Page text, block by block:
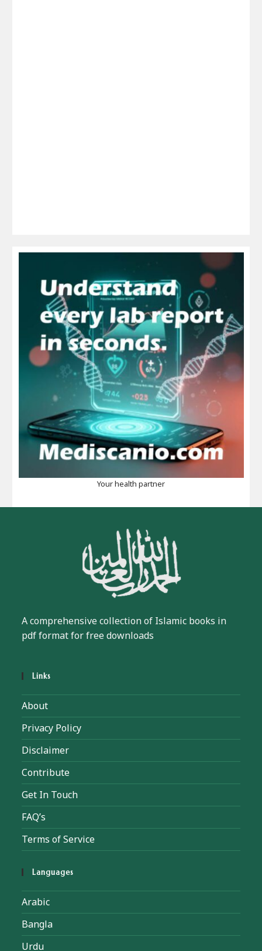
Your health partner
A comprehensive collection of Islamic books in
pdf format for free downloads
Links
About
Privacy Policy
Disclaimer
Contribute
Get In Touch
FAQ’s
Terms of Service
Languages
Arabic
Bangla
Urdu